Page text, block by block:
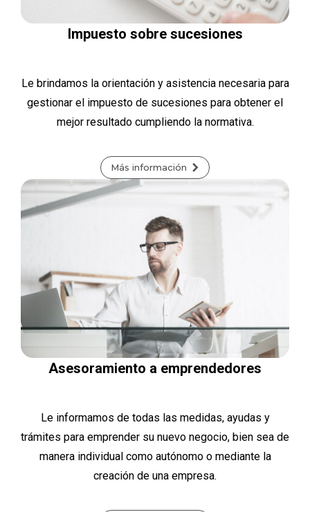
Impuesto sobre sucesiones
Le brindamos la orientación y asistencia necesaria para
gestionar el impuesto de sucesiones para obtener el
mejor resultado cumpliendo la normativa.
Más información
Asesoramiento a emprendedores
Le informamos de todas las medidas, ayudas y
trámites para emprender su nuevo negocio, bien sea de
manera individual como autónomo o mediante la
creación de una empresa.